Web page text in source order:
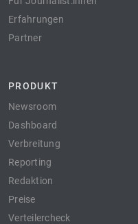
Erfahrungen
Partner
PRODUKT
Newsroom
Dashboard
Verbreitung
Reporting
Redaktion
Preise
Verteilercheck